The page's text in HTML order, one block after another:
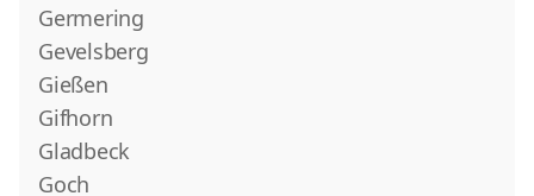
Germering
Gevelsberg
Gießen
Gifhorn
Gladbeck
Goch